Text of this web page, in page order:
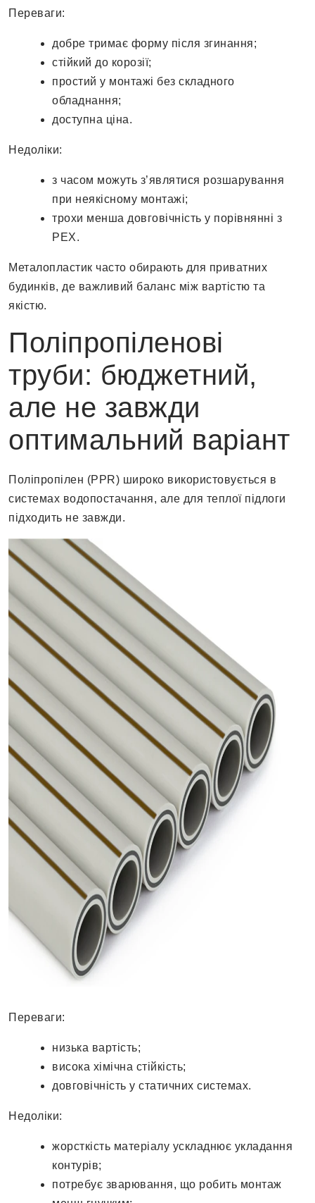
Переваги:
добре тримає форму після згинання;
стійкий до корозії;
простий у монтажі без складного
обладнання;
доступна ціна.
Недоліки:
з часом можуть з’являтися розшарування
при неякісному монтажі;
трохи менша довговічність у порівнянні з
PEX.
Металопластик часто обирають для приватних
будинків, де важливий баланс між вартістю та
якістю.
Поліпропіленові
труби: бюджетний,
але не завжди
оптимальний варіант
Поліпропілен (PPR) широко використовується в
системах водопостачання, але для теплої підлоги
підходить не завжди.
Переваги:
низька вартість;
висока хімічна стійкість;
довговічність у статичних системах.
Недоліки:
жорсткість матеріалу ускладнює укладання
контурів;
потребує зварювання, що робить монтаж